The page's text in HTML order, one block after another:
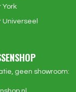
York
Universeel
geen showroom: